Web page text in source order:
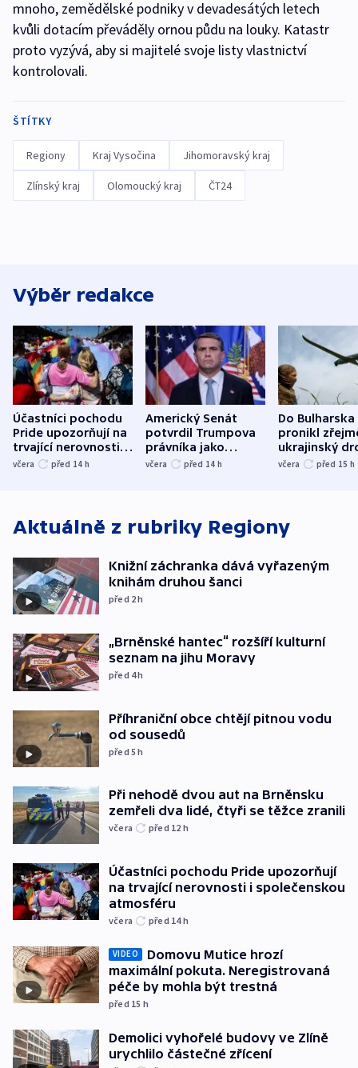
mnoho, zemědělské podniky v devadesátých letech
kvůli dotacím převáděly ornou půdu na louky. Katastr
proto vyzývá, aby si majitelé svoje listy vlastnictví
kontrolovali.
ŠTÍTKY
Regiony Kraj Vysočina Jihomoravský kraj
Zlínský kraj Olomoucký kraj ČT24
Výběr redakce
Účastníci pochodu
Pride upozorňují na
trvající nerovnosti i
společenskou
včera před 14 h
Americký Senát
potvrdil Trumpova
právníka jako
ministra
včera před 14 h
Do Bulharska
pronikl
ukrajinský
explodoval
včera před 15 h
Aktuálně z rubriky Regiony
Knižní záchranka dává vyřazeným
knihám druhou šanci
před 2h
„Brněnské hantec“ rozšíří kulturní
seznam na jihu Moravy
před 4h
Příhraniční obce chtějí pitnou vodu
od sousedů
před 5h
Při nehodě dvou aut na Brněnsku
zemřeli dva lidé, čtyři se těžce zranili
včera před 12 h
Účastníci pochodu Pride upozorňují
na trvající nerovnosti i společenskou
atmosféru
včera před 14h
VIDEO
Domovu Mutice hrozí
maximální pokuta. Neregistrovaná
péče by mohla být trestná
před 15 h
Demolici vyhořelé budovy ve Zlíně
urychlilo částečné zřícení